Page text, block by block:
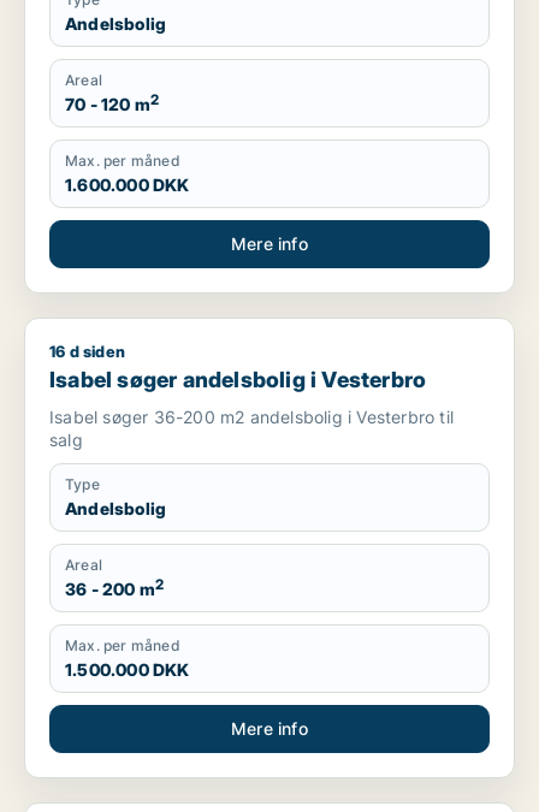
Andelsbolig
Areal
70 - 120 m2
Max. per måned
1.600.000 DKK
Mere info
Isabel søger andelsbolig i Vesterbro
16 d siden
Isabel søger andelsbolig i Vesterbro
Isabel søger 36-200 m2 andelsbolig i Vesterbro til
salg
Type
Andelsbolig
Areal
36 - 200 m2
Max. per måned
1.500.000 DKK
Mere info